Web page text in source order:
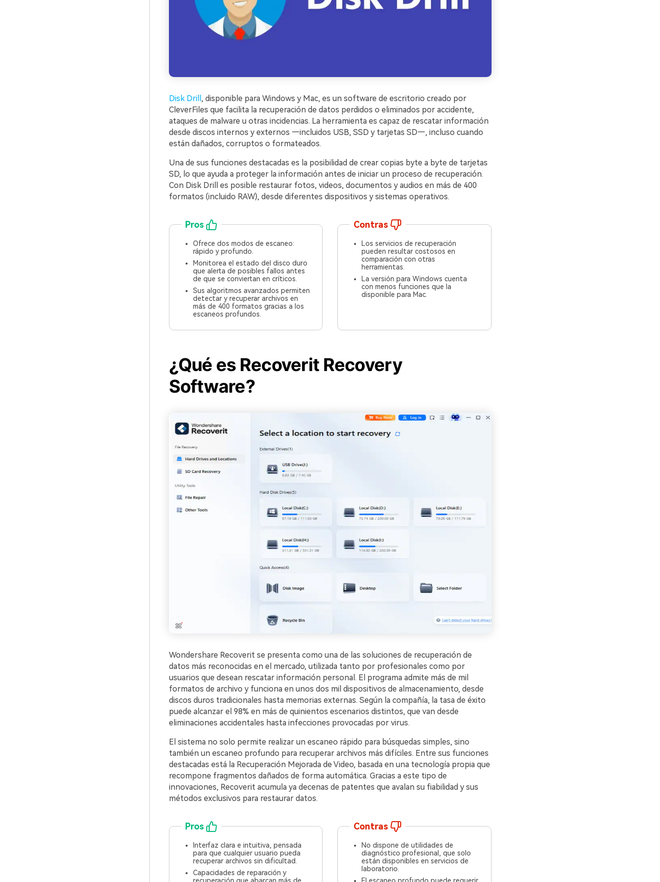
Disk Drill , disponible para Windows y Mac, es un software de escritorio creado por
CleverFiles que facilita la recuperación de datos perdidos o eliminados por accidente,
ataques de malware u otras incidencias. La herramienta es capaz de rescatar información
desde discos internos y externos —incluidos USB, SSD y tarjetas SD—, incluso cuando
están dañados, corruptos o formateados.
Una de sus funciones destacadas es la posibilidad de crear copias byte a byte de tarjetas
SD, lo que ayuda a proteger la información antes de iniciar un proceso de recuperación.
Con Disk Drill es posible restaurar fotos, videos, documentos y audios en más de 400
formatos (incluido RAW), desde diferentes dispositivos y sistemas operativos.
Pros
Ofrece dos modos de escaneo:
rápido y profundo.
Monitorea el estado del disco duro
que alerta de posibles fallos antes
de que se conviertan en críticos.
Sus algoritmos avanzados permiten
detectar y recuperar archivos en
más de 400 formatos gracias a los
escaneos profundos.
Contras
Los servicios de recuperación
pueden resultar costosos en
comparación con otras
herramientas.
La versión para Windows cuenta
con menos funciones que la
disponible para Mac.
¿Qué es Recoverit Recovery
Software?
Wondershare Recoverit se presenta como una de las soluciones de recuperación de
datos más reconocidas en el mercado, utilizada tanto por profesionales como por
usuarios que desean rescatar información personal. El programa admite más de mil
formatos de archivo y funciona en unos dos mil dispositivos de almacenamiento, desde
discos duros tradicionales hasta memorias externas. Según la compañía, la tasa de éxito
puede alcanzar el 98% en más de quinientos escenarios distintos, que van desde
eliminaciones accidentales hasta infecciones provocadas por virus.
El sistema no solo permite realizar un escaneo rápido para búsquedas simples, sino
también un escaneo profundo para recuperar archivos más difíciles. Entre sus funciones
destacadas está la Recuperación Mejorada de Video, basada en una tecnología propia que
recompone fragmentos dañados de forma automática. Gracias a este tipo de
innovaciones, Recoverit acumula ya decenas de patentes que avalan su fiabilidad y sus
métodos exclusivos para restaurar datos.
Pros
Interfaz clara e intuitiva, pensada
para que cualquier usuario pueda
recuperar archivos sin dificultad.
Capacidades de reparación y
recuperación que abarcan más de
Contras
No dispone de utilidades de
diagnóstico profesional, que solo
están disponibles en servicios de
laboratorio.
El escaneo profundo puede requerir